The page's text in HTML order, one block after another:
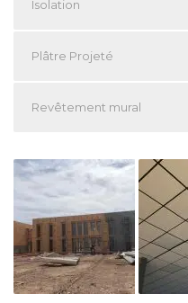
Isolation
Plâtre Projeté
Revêtement mural